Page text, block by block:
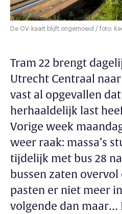
De OV-kaart blijft ongemoeid / foto:
Tram 22 brengt
Utrecht Centraal
vast al opgevallen
herhaaldelijk last
Vorige week
weer raak: massa’s
tijdelijk met bus 28
bussen zaten
pasten er niet meer
volgende dan maar…